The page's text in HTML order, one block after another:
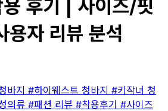
후기 | 사이즈/핏
용자 리뷰 분석
바지 #하이웨스트 청바지 #키작녀 청
의류 #패션 리뷰 #착용후기 #사이즈